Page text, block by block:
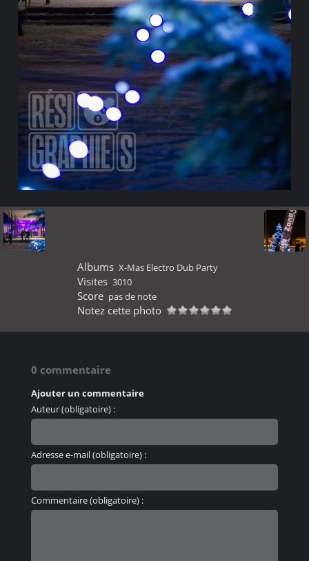
Albums X-Mas Electro Dub Party
Visites 3010
Score pas de note
Notez cette photo
0 commentaire
Ajouter un commentaire
Auteur (obligatoire) :
Adresse e-mail (obligatoire) :
Commentaire (obligatoire) :